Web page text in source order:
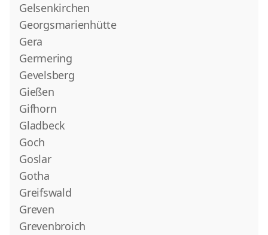
Gelsenkirchen
Georgsmarienhütte
Gera
Germering
Gevelsberg
Gießen
Gifhorn
Gladbeck
Goch
Goslar
Gotha
Greifswald
Greven
Grevenbroich